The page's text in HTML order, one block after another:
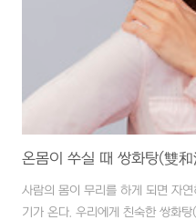
온몸이 쑤실 때 쌍화탕(雙
사람의 몸이 무리를 하게 되면 자
기가 온다. 우리에게 친숙한 쌍화